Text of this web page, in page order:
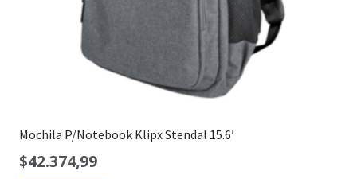
Mochila P/Notebook Klipx Stendal 15.6′
$42.374,99